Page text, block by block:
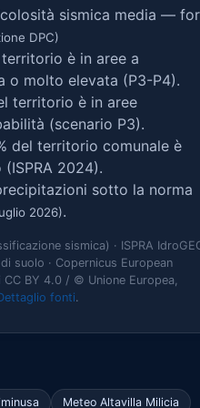
sismica media —
DPC)
territorio è in aree a
o molto elevata (P3-P4).
territorio è in aree
(scenario P3).
del territorio comunale è
2024).
sotto la norma
2026).
sismica) · ISPRA
suolo · Copernicus European
BY 4.0 / © Unione Europea,
fonti.
Meteo Altavilla Milicia